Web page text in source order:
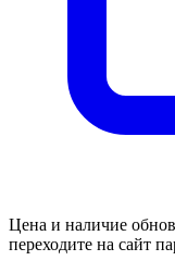
Цена и наличие
переходите на сайт